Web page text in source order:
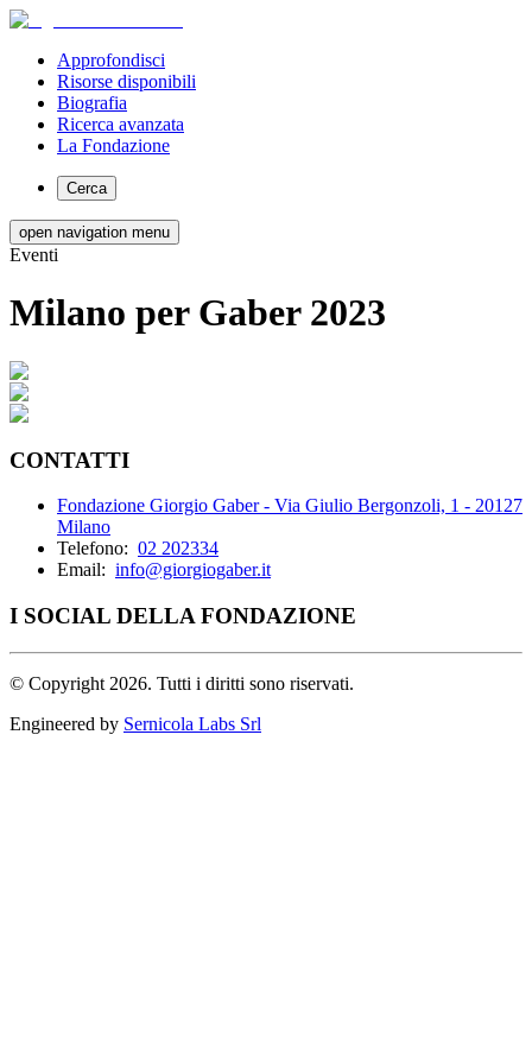
Approfondisci
Risorse disponibili
Biografia
Ricerca avanzata
La Fondazione
Cerca
open navigation menu
Eventi
Milano per Gaber 2023
CONTATTI
Fondazione Giorgio Gaber - Via Giulio Bergonzoli, 1 - 20127
Milano
Telefono: 02 202334
Email: info@giorgiogaber.it
I SOCIAL DELLA FONDAZIONE
© Copyright 2026. Tutti i diritti sono riservati.
Engineered by Sernicola Labs Srl